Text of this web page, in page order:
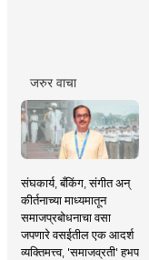
जरुर वाचा
संघकार्य, बँकिंग, संगीत अन्
कीर्तनाच्या माध्यमातून
समाजप्रबोधनाचा वसा
जपणारे वसईतील एक आदर्श
व्यक्तिमत्त्व, 'समाजव्रती' हभप